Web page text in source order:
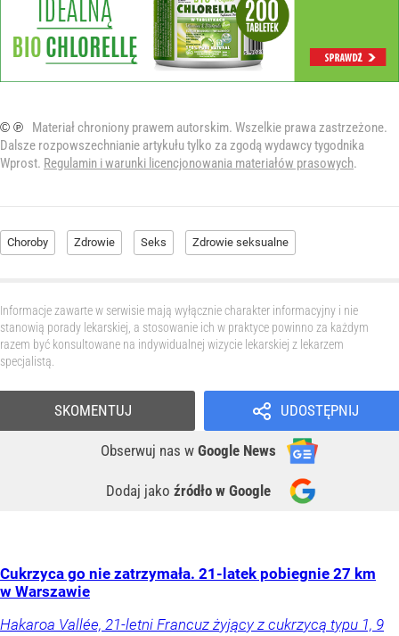
© ℗
Materiał chroniony prawem autorskim. Wszelkie prawa zastrzeżone.
Dalsze rozpowszechnianie artykułu tylko za zgodą wydawcy tygodnika
Wprost. Regulamin i warunki licencjonowania materiałów prasowych.
Choroby Zdrowie Seks Zdrowie seksualne
Informacje zawarte w serwisie mają wyłącznie charakter informacyjny i nie
stanowią porady lekarskiej, a stosowanie ich w praktyce powinno za każdym
razem być konsultowane na indywidualnej wizycie lekarskiej z lekarzem
specjalistą.
UDOSTĘPNIJ
Obserwuj nas w Google News
Dodaj jako źródło w Google
SKOMENTUJ
Cukrzyca go nie zatrzymała. 21-latek pobiegnie 27 km
w Warszawie
Hakaroa Vallée, 21-letni Francuz żyjący z cukrzycą typu 1, 9